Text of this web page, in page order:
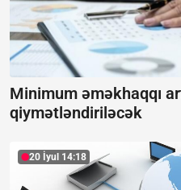
Minimum əməkhaqqı
qiymətləndiriləcək
20 İyul 14:18